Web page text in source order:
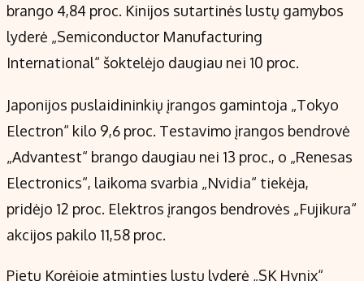
brango 4,84 proc. Kinijos sutartinės lustų gamybos
lyderė „Semiconductor Manufacturing
International“ šoktelėjo daugiau nei 10 proc.
Japonijos puslaidininkių įrangos gamintoja „Tokyo
Electron“ kilo 9,6 proc. Testavimo įrangos bendrovė
„Advantest“ brango daugiau nei 13 proc., o „Renesas
Electronics“, laikoma svarbia „Nvidia“ tiekėja,
pridėjo 12 proc. Elektros įrangos bendrovės „Fujikura“
akcijos pakilo 11,58 proc.
Pietų Korėjoje atminties lustų lyderė „SK Hynix“